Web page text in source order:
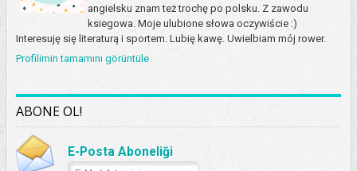
angielsku znam też trochę po polsku. Z zawodu
ksiegowa. Moje ulubione słowa oczywiście :)
Interesuję się literaturą i sportem. Lubię kawę. Uwielbiam mój rower.
Profilimin tamamını görüntüle
ABONE OL!
E-Posta Aboneliği